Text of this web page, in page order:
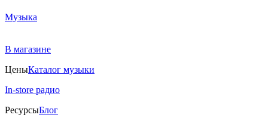
Музыка
В магазине
ЦеныКаталог музыки
In-store радио
РесурсыБлог